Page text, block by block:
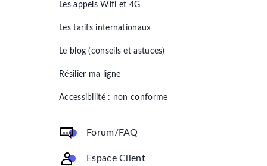
Les appels Wifi et 4G
Les tarifs internationaux
Le blog (conseils et astuces)
Résilier ma ligne
Accessibilité : non conforme
Forum/FAQ
Espace Client